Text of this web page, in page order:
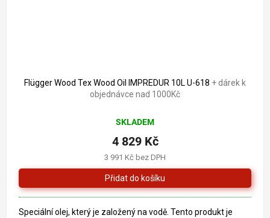
Flügger Wood Tex Wood Oil IMPREDUR 10L U-618 + dárek k
objednávce nad 1000Kč
SKLADEM
3 991 Kč bez DPH
4 829 Kč
Speciální olej, který je založený na vodě. Tento produkt je